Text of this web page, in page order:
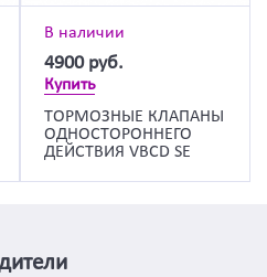
В наличии
4900 руб.
Купить
ТОРМОЗНЫЕ КЛАПАНЫ
ОДНОСТОРОННЕГО
ДЕЙСТВИЯ VBCD SE